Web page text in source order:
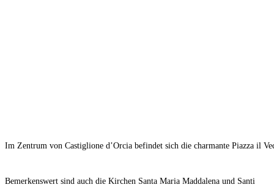
Im Zentrum von Castiglione d’Orcia befindet sich die charmante Piazza il
Bemerkenswert sind auch die Kirchen Santa Maria Maddalena und Santi